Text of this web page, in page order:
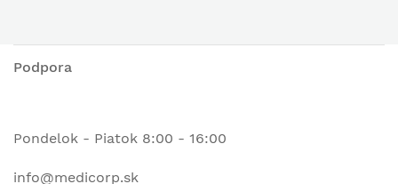
Podpora
Pondelok - Piatok 8:00 - 16:00
info@medicorp.sk